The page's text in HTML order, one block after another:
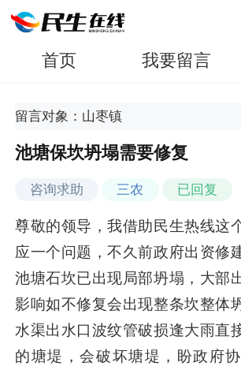
首页 我要留言
留言对象：山枣镇
池塘保坎坍塌需要修复
咨询求助 三农 已回复
尊敬的领导，我借助民生热线这
应一个问题，不久前政府出资修
池塘石坎已出现局部坍塌，大部
影响如不修复会出现整条坎整体
水渠出水口波纹管破损逢大雨直
的塘堤，会破坏塘堤，盼政府